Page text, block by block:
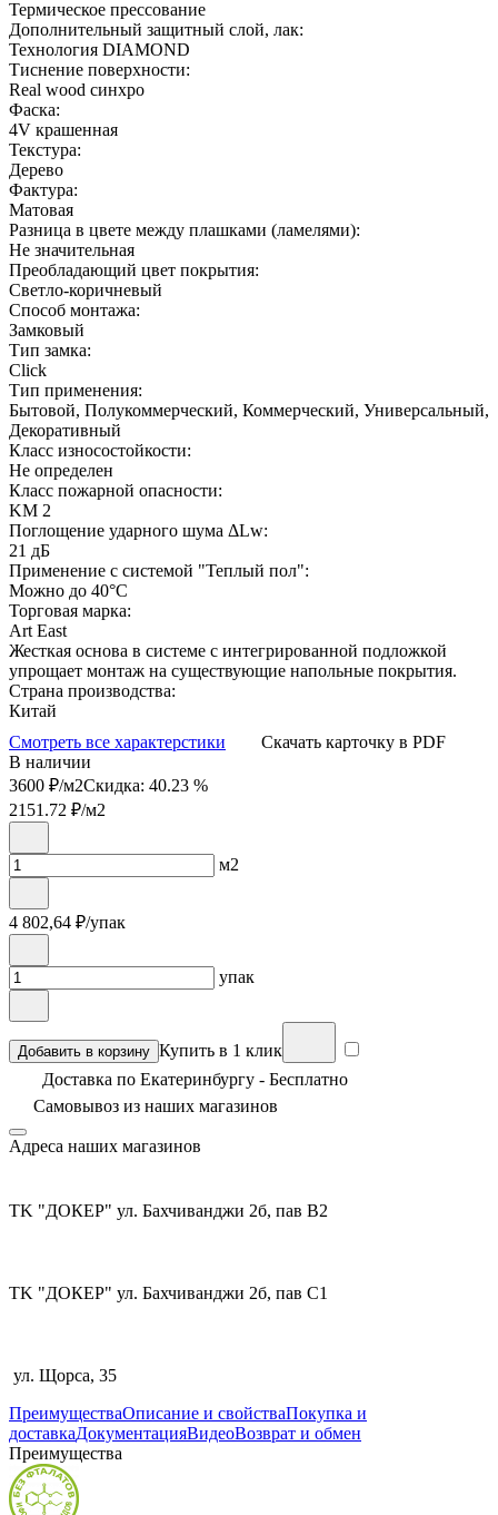
Термическое прессование
Дополнительный защитный слой, лак:
Технология DIAMOND
Тиснение поверхности:
Real wood синхро
Фаска:
4V крашенная
Текстура:
Дерево
Фактура:
Матовая
Разница в цвете между плашками (ламелями):
Не значительная
Преобладающий цвет покрытия:
Светло-коричневый
Способ монтажа:
Замковый
Тип замка:
Click
Тип применения:
Бытовой, Полукоммерческий, Коммерческий, Универсальный,
Декоративный
Класс износостойкости:
Не определен
Класс пожарной опасности:
KM 2
Поглощение ударного шума ΔLw:
21 дБ
Применение с системой "Теплый пол":
Можно до 40°С
Торговая марка:
Art East
Жесткая основа в системе с интегрированной подложкой
упрощает монтаж на существующие напольные покрытия.
Страна производства:
Китай
Смотреть все характерстики
Скачать карточку в PDF
В наличии
3600 ₽/м2Скидка: 40.23 %
2151.72 ₽/м2
м2
4 802,64 ₽/упак
упак
Добавить в корзину Купить в 1 клик
Доставка по Екатеринбургу - Бесплатно
Самовывоз из наших магазинов
Адреса наших магазинов
TK "ДОКЕР" ул. Бахчиванджи 2б, пав В2
TK "ДОКЕР" ул. Бахчиванджи 2б, пав С1
ул. Щорса, 35
ПреимуществаОписание и свойстваПокупка и
доставкаДокументацияВидеоВозврат и обмен
Преимущества